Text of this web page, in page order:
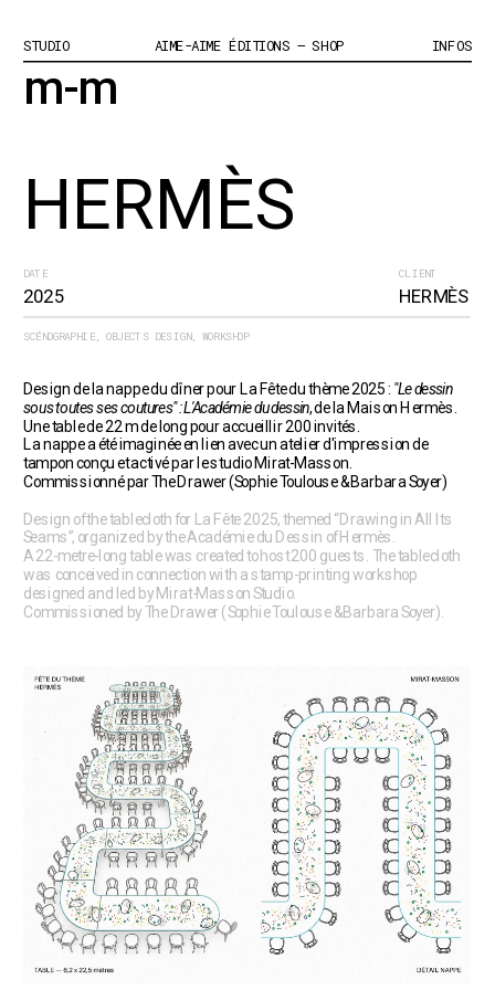
HERMÈS
DATE
2025
SCÉNOGRAPHIE, OBJECTS DESIGN, WORKSHOP
CLIENT
HERMÈS
Design de la nappe du dîner pour La Fête du thème 2025 : "Le dessin
sous toutes ses coutures" : L'Académie du dessin, de la Maison Hermès.
Une table de 22 m de long pour accueillir 200 invités.
La nappe a été imaginée en lien avec un atelier d'impression de
tampon conçu et activé par le studio Mirat-Masson.
Commissionné par The Drawer (Sophie Toulouse & Barbara Soyer)
Design of the tablecloth for La Fête 2025, themed “Drawing in All Its
Seams”, organized by the Académie du Dessin of Hermès.
A 22-metre-long table was created to host 200 guests. The tablecloth
was conceived in connection with a stamp-printing workshop
designed and led by Mirat-Masson Studio.
Commissioned by The Drawer (Sophie Toulouse & Barbara Soyer).
INFOS
AIME-AIME ÉDITIONS – SHOP
STUDIO
m-m